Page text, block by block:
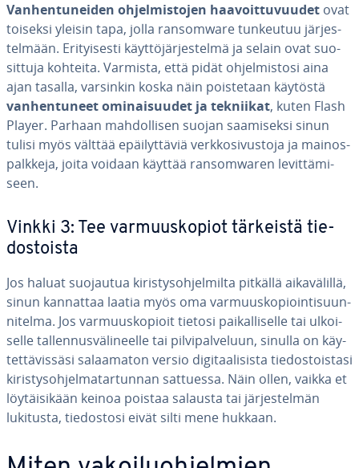
Van­hen­tu­nei­den oh­jel­mis­to­jen haa­voit­tu­vuu­det ovat
toiseksi yleisin tapa, jolla ran­somwa­re tunkeutuu jär­jes­
tel­mään. Eri­tyi­ses­ti käyt­tö­jär­jes­tel­mä ja selain ovat suo­
sit­tu­ja kohteita. Varmista, että pidät oh­jel­mis­to­si aina
ajan tasalla, varsinkin koska näin pois­te­taan käytöstä
van­hen­tu­neet omi­nai­suu­det ja tekniikat, kuten Flash
Player. Parhaan mah­dol­li­sen suojan saa­mi­sek­si sinun
tulisi myös välttää epäi­lyt­tä­viä verk­ko­si­vus­to­ja ja mai­nos­
palk­ke­ja, joita voidaan käyttää ran­somwa­ren le­vit­tä­mi­
seen.
Vinkki 3: Tee var­muus­ko­piot tärkeistä tie­
dos­tois­ta
Jos haluat suojautua ki­ris­tys­oh­jel­mil­ta pitkällä ai­ka­vä­lil­lä,
sinun kannattaa laatia myös oma var­muus­ko­pioin­ti­suun­
ni­tel­ma. Jos var­muus­ko­pioit tietosi pai­kal­li­sel­le tai ul­koi­
sel­le tal­len­nus­vä­li­neel­le tai pil­vi­pal­ve­luun, sinulla on käy­
tet­tä­vis­sä­si sa­laa­ma­ton versio di­gi­taa­li­sis­ta tie­dos­tois­ta­si
ki­ris­tys­oh­jel­ma­tar­tun­nan sattuessa. Näin ollen, vaikka et
löy­täi­si­kään keinoa poistaa salausta tai jär­jes­tel­män
lukitusta, tie­dos­to­si eivät silti mene hukkaan.